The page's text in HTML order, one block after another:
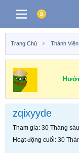
Trang Chủ Thành Viên
zqixyyde
Tham gia 30 Tháng
Hoạt động cuối 30